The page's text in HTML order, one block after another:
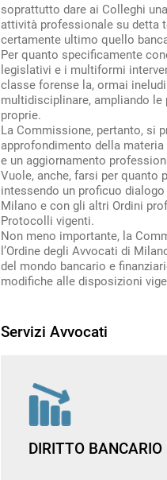
soprattutto dare ai Colleghi
attività professionale su detta
certamente ultimo quello
Per quanto specificamente
legislativi e i multiformi
classe forense la, ormai
multidisciplinare, ampliando
proprie.
La Commissione, pertanto, si
approfondimento della
e un aggiornamento
Vuole, anche, farsi per quanto
intessendo un proficuo
Milano e con gli altri Ordini
Protocolli vigenti.
Non meno importante, la
l’Ordine degli Avvocati di
del mondo bancario e
modifiche alle disposizioni
Servizi Avvocati
DIRITTO BANCARIO